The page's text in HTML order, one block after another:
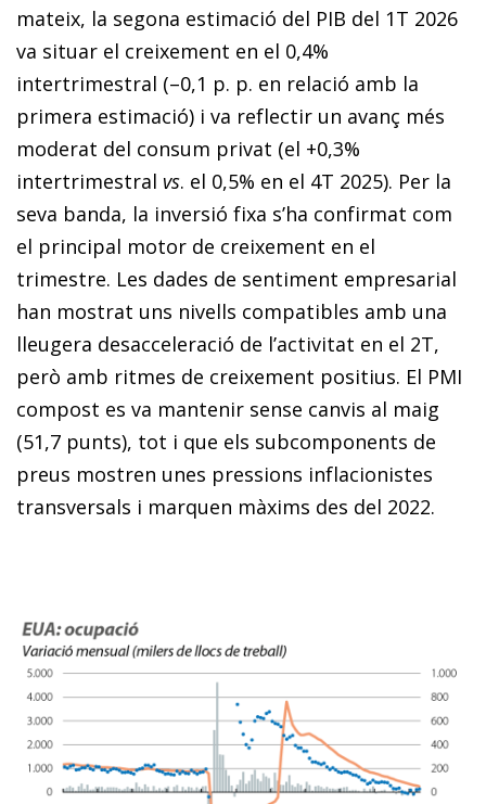
mateix, la segona estimació del PIB del 1T 2026
va situar el creixement en el 0,4%
intertrimestral (–0,1 p. p. en relació amb la
primera estimació) i va reflectir un avanç més
moderat del consum privat (el +0,3%
intertrimestral vs. el 0,5% en el 4T 2025). Per la
seva banda, la inversió fixa s’ha confirmat com
el principal motor de creixement en el
trimestre. Les dades de sentiment empresarial
han mostrat uns nivells compatibles amb una
lleugera desacceleració de l’activitat en el 2T,
però amb ritmes de creixement positius. El PMI
compost es va mantenir sense canvis al maig
(51,7 punts), tot i que els subcomponents de
preus mostren unes pressions inflacionistes
transversals i marquen màxims des del 2022.